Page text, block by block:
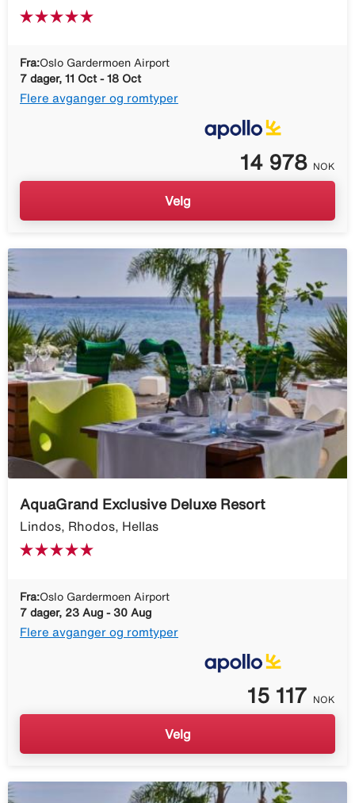
Fra:Oslo Gardermoen Airport
7 dager, 11 Oct - 18 Oct
Flere avganger og romtyper
14 978 NOK
Velg
AquaGrand Exclusive Deluxe Resort
Lindos, Rhodos, Hellas
Fra:Oslo Gardermoen Airport
7 dager, 23 Aug - 30 Aug
Flere avganger og romtyper
15 117 NOK
Velg